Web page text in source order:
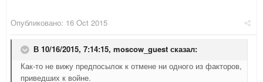
Опубликовано: 16 Oct 2015
В 10/16/2015, 7:14:15, moscow_guest сказал:
Как-то не вижу предпосылок к отмене ни одного из факторов,
приведших к войне.